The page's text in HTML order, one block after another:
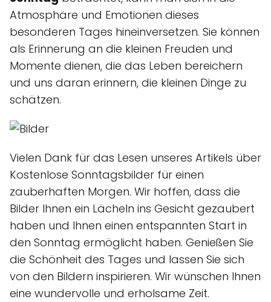
Atmosphäre und Emotionen dieses
besonderen Tages hineinversetzen. Sie können
als Erinnerung an die kleinen Freuden und
Momente dienen, die das Leben bereichern
und uns daran erinnern, die kleinen Dinge zu
schätzen.
Vielen Dank für das Lesen unseres Artikels über
Kostenlose Sonntagsbilder für einen
zauberhaften Morgen. Wir hoffen, dass die
Bilder Ihnen ein Lächeln ins Gesicht gezaubert
haben und Ihnen einen entspannten Start in
den Sonntag ermöglicht haben. Genießen Sie
die Schönheit des Tages und lassen Sie sich
von den Bildern inspirieren. Wir wünschen Ihnen
eine wundervolle und erholsame Zeit.